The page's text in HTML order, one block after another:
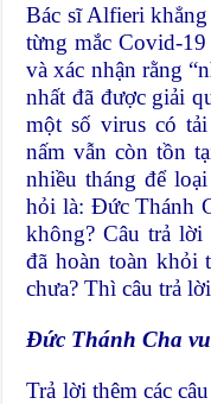
Bác sĩ Alfieri
từng mắc Covid-
và xác nhận rằng
nhất đã được giải
một số virus có
nấm vẫn còn tồn
nhiều tháng để
hỏi là: Đức Thánh
không? Câu trả
đã hoàn toàn khỏi
chưa? Thì câu trả
Đức Thánh Cha
Trả lời thêm các